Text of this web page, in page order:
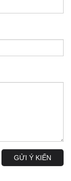
GỬI Ý KIẾN